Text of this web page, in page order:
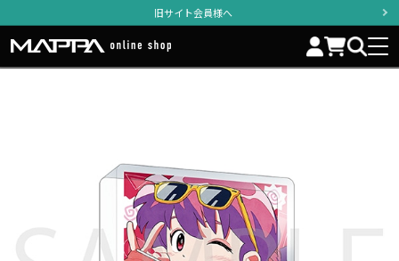
旧サイト会員様へ